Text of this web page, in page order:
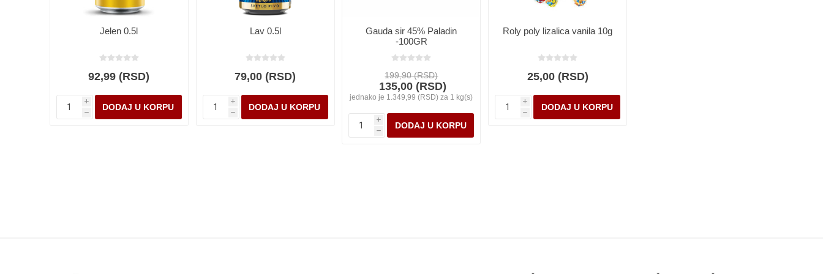
Jelen 0.5l
92,99 (RSD)
i
h
Lav 0.5l
79,00 (RSD)
i
h
Gauda sir 45% Paladin
-100GR
199,90 (RSD)
135,00 (RSD)
jednako je 1.349,99 (RSD) za 1 kg(s)
i
h
Roly poly lizalica vanila 10g
25,00 (RSD)
i
h